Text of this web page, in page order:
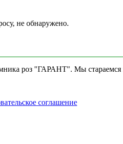
не обнаружено.
роз "ГАРАНТ". Мы
соглашение